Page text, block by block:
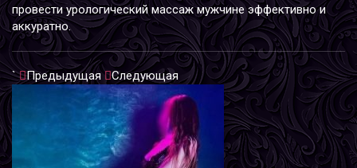
провести урологический массаж мужчине эффективно и
аккуратно.
` Предыдущая Следующая